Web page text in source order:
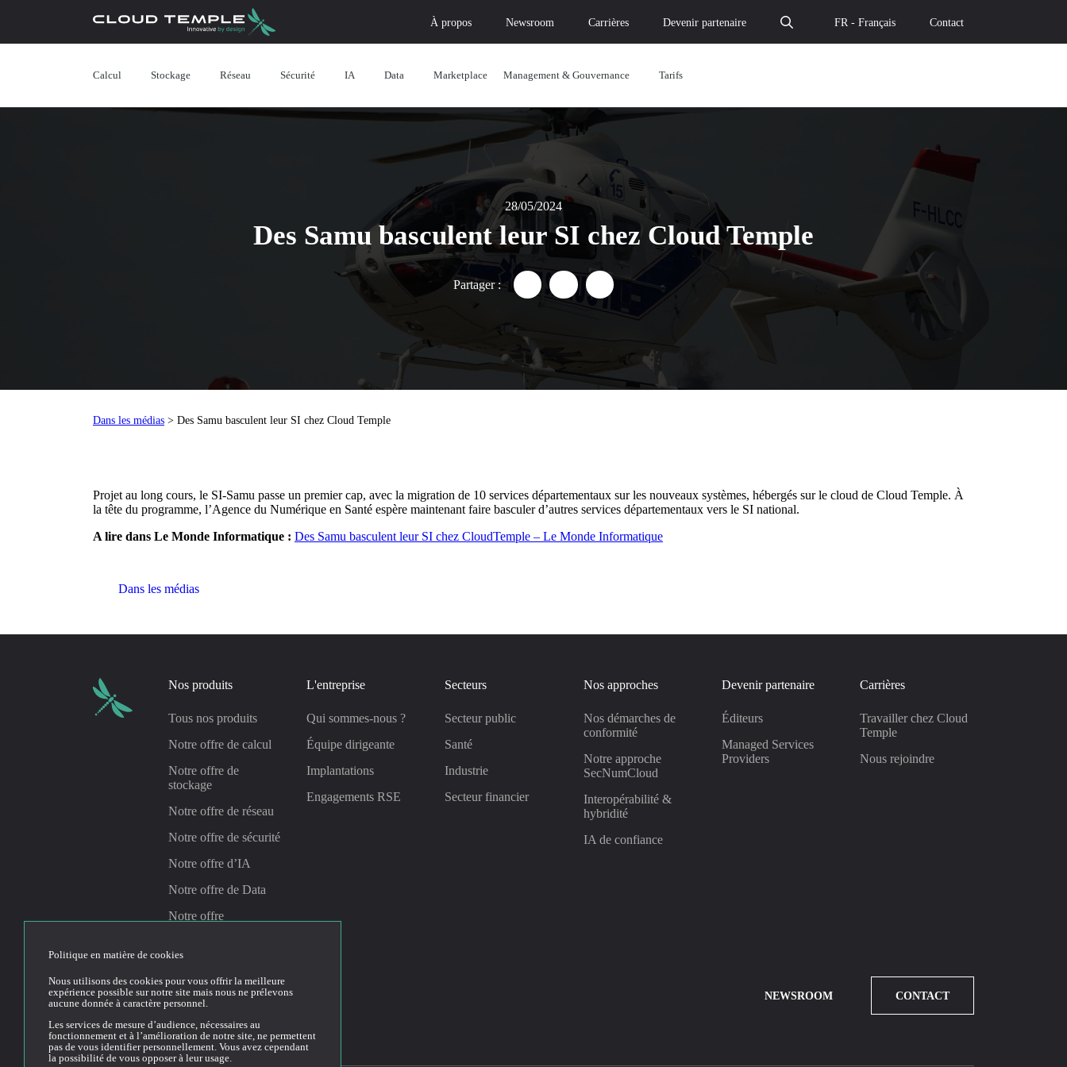
À propos Newsroom Carrières Devenir partenaire FR - Français Contact
Calcul Stockage Réseau Sécurité IA Data Marketplace Management & Gouvernance Tarifs
28/05/2024
Des Samu basculent leur SI chez Cloud Temple
Partager : Partager "Des Samu basculent leur SI chez Cloud Temple – Le cloud de confiance" par
Partager "Des Samu basculent leur SI chez Cloud Temple – Le cloud de
Partager "Des Samu basculent leur SI chez Cloud Temple – Le cloud de
Dans les médias > Des Samu basculent leur SI chez Cloud Temple
Projet au long cours, le SI-Samu passe un premier cap, avec la migration de 10 services départementaux sur les nouveaux systèmes, hébergés sur le cloud de Cloud Temple. À
la tête du programme, l’Agence du Numérique en Santé espère maintenant faire basculer d’autres services départementaux vers le SI national.
A lire dans Le Monde Informatique : Des Samu basculent leur SI chez CloudTemple – Le Monde Informatique
Dans les médias
Nos produits
Tous nos produits
Notre offre de calcul
Notre offre de
stockage
Notre offre de réseau
Notre offre de sécurité
Notre offre d’IA
Notre offre de Data
Notre offre
L'entreprise
Qui sommes-nous ?
Équipe dirigeante
Implantations
Engagements RSE
Secteurs
Secteur public
Santé
Industrie
Secteur financier
Nos approches
Nos démarches de
conformité
Notre approche
SecNumCloud
Interopérabilité &
hybridité
IA de confiance
Devenir partenaire
Éditeurs
Managed Services
Providers
Carrières
Travailler chez Cloud
Temple
Nous rejoindre
LinkedinYoutube NEWSROOM CONTACT
Politique en matière de cookies
Nous utilisons des cookies pour vous offrir la meilleure
expérience possible sur notre site mais nous ne prélevons
aucune donnée à caractère personnel.
Les services de mesure d’audience, nécessaires au
fonctionnement et à l’amélioration de notre site, ne permettent
pas de vous identifier personnellement. Vous avez cependant
la possibilité de vous opposer à leur usage.